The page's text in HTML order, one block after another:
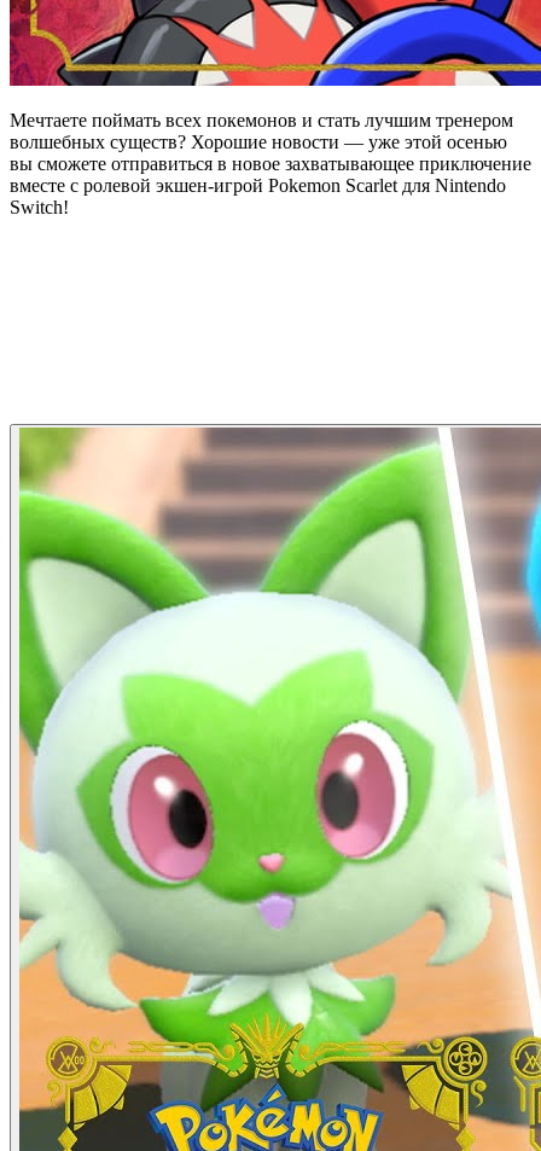
Мечтаете поймать всех покемонов и стать лучшим тренером
волшебных существ? Хорошие новости — уже этой осенью
вы сможете отправиться в новое захватывающее приключение
вместе с ролевой экшен-игрой Pokemon Scarlet для Nintendo
Switch!